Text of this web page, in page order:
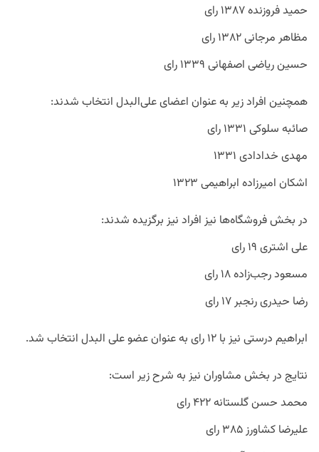
حمید فروزنده ۱۳۸۷ رای
مظاهر مرجانی ۱۳۸۲ رای
حسین ریاضی اصفهانی ۱۳۳۹ رای
همچنین افراد زیر به عنوان اعضای علی‌البدل انتخاب شدند:
صائبه سلوکی ۱۳۳۱ رای
مهدی خدادادی ۱۳۳۱
اشکان امیرزاده ابراهیمی ۱۳۲۳
در بخش فروشگاه‌ها نیز افراد نیز برگزیده شدند:
علی اشتری ۱۹ رای
مسعود رجب‌زاده ۱۸ رای
رضا حیدری رنجبر ۱۷ رای
ابراهیم درستی نیز با ۱۲ رای به عنوان عضو علی البدل انتخاب شد.
نتایج در بخش مشاوران نیز به شرح زیر است:
محمد حسن گلستانه ۴۲۲ رای
علیرضا کشاورز ۳۸۵ رای